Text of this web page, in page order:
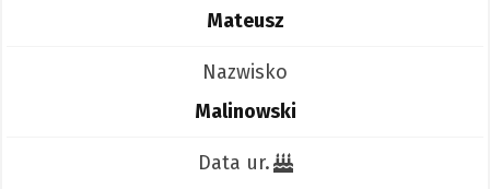
Mateusz
Nazwisko
Malinowski
Data ur.